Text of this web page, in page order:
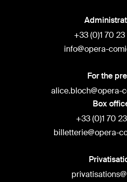
+33 (0)1 70
info@opera-
For the
alice.bloch@opera-
Box
+33 (0)1 70
billetterie@opera-